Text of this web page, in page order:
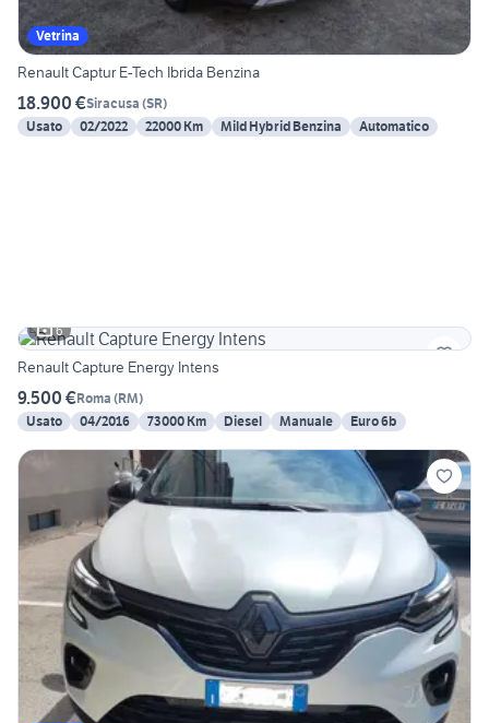
Vetrina
Renault Captur E-Tech Ibrida Benzina
18.900 €Siracusa (SR)
Usato
02/2022 22000 Km Mild Hybrid Benzina Automatico
6
Renault Capture Energy Intens
9.500 €Roma (RM)
Usato
04/2016 73000 Km Diesel Manuale Euro 6b